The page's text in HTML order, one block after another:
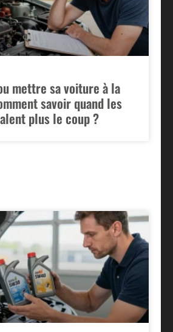
mettre sa voiture à la
savoir quand les
plus le coup ?